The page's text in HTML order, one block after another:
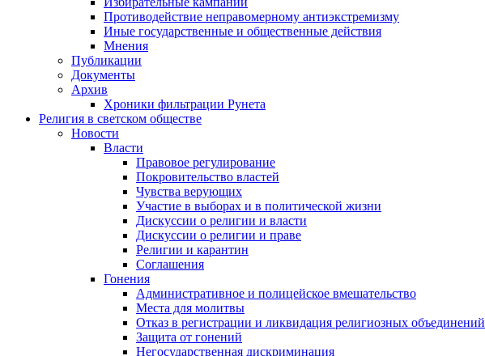
Противодействие неправомерному антиэкстремизму
Иные государственные и общественные действия
Мнения
Публикации
Документы
Архив
Хроники фильтрации Рунета
Религия в светском обществе
Новости
Власти
Правовое регулирование
Покровительство властей
Чувства верующих
Участие в выборах и в политической жизни
Дискуссии о религии и власти
Дискуссии о религии и праве
Религии и карантин
Соглашения
Гонения
Административное и полицейское вмешательство
Места для молитвы
Отказ в регистрации и ликвидация религиозных объединений
Защита от гонений
Негосударственная дискриминация